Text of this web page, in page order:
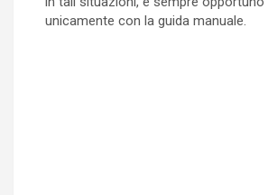
unicamente con la guida manuale.